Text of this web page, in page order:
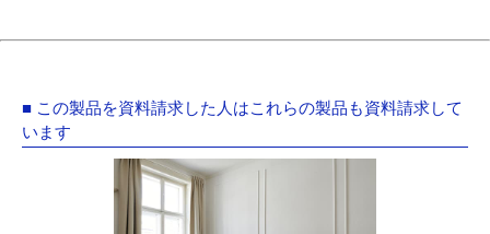
■ この製品を資料請求した人はこれらの製品も資料請求して
います